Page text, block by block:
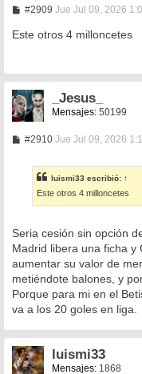
#2909M
n
e
Jue Jul 09, 2026
Este otros 4 milloncetes
_Jesus_
Mensajes: 50199
#2910M
a
j
e
Jue Jul 09, 2026
luismi33 escribió: ↑
Este otros 4 milloncetes
Seria cesión sin opción
Madrid libera una ficha y
aumentar su valor de
metiéndote balones, y
Porque para mi en el
va a los 20 goles en liga.
luismi33
Mensajes: 1868